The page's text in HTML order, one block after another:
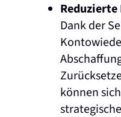
Dank der
können